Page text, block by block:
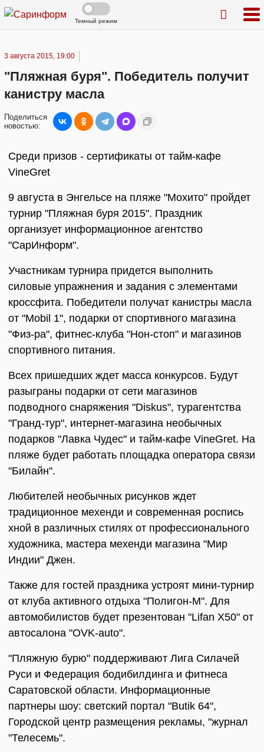
Темный режим
3 августа 2015, 19:00
"Пляжная буря". Победитель получит
канистру масла
Поделиться
новостью:
Среди призов - сертификаты от тайм-кафе
VineGret
9 августа в Энгельсе на пляже "Мохито" пройдет
турнир "Пляжная буря 2015". Праздник
организует информационное агентство
"СарИнформ".
Участникам турнира придется выполнить
силовые упражнения и задания с элементами
кроссфита. Победители получат канистры масла
от "Mobil 1", подарки от спортивного магазина
"Физ-ра", фитнес-клуба "Нон-стоп" и магазинов
спортивного питания.
Всех пришедших ждет масса конкурсов. Будут
разыграны подарки от сети магазинов
подводного снаряжения "Diskus", турагентства
"Гранд-тур", интернет-магазина необычных
подарков "Лавка Чудес" и тайм-кафе VineGret. На
пляже будет работать площадка оператора связи
"Билайн".
Любителей необычных рисунков ждет
традиционное мехенди и современная роспись
хной в различных стилях от профессионального
художника, мастера мехенди магазина "Мир
Индии" Джен.
Также для гостей праздника устроят мини-турнир
от клуба активного отдыха "Полигон-М". Для
автомобилистов будет презентован "Lifan Х50" от
автосалона "OVK-auto".
"Пляжную бурю" поддерживают Лига Силачей
Руси и Федерация бодибилдинга и фитнеса
Саратовской области. Информационные
партнеры шоу: светский портал "Butik 64",
Городской центр размещения рекламы, "журнал
"Телесемь".